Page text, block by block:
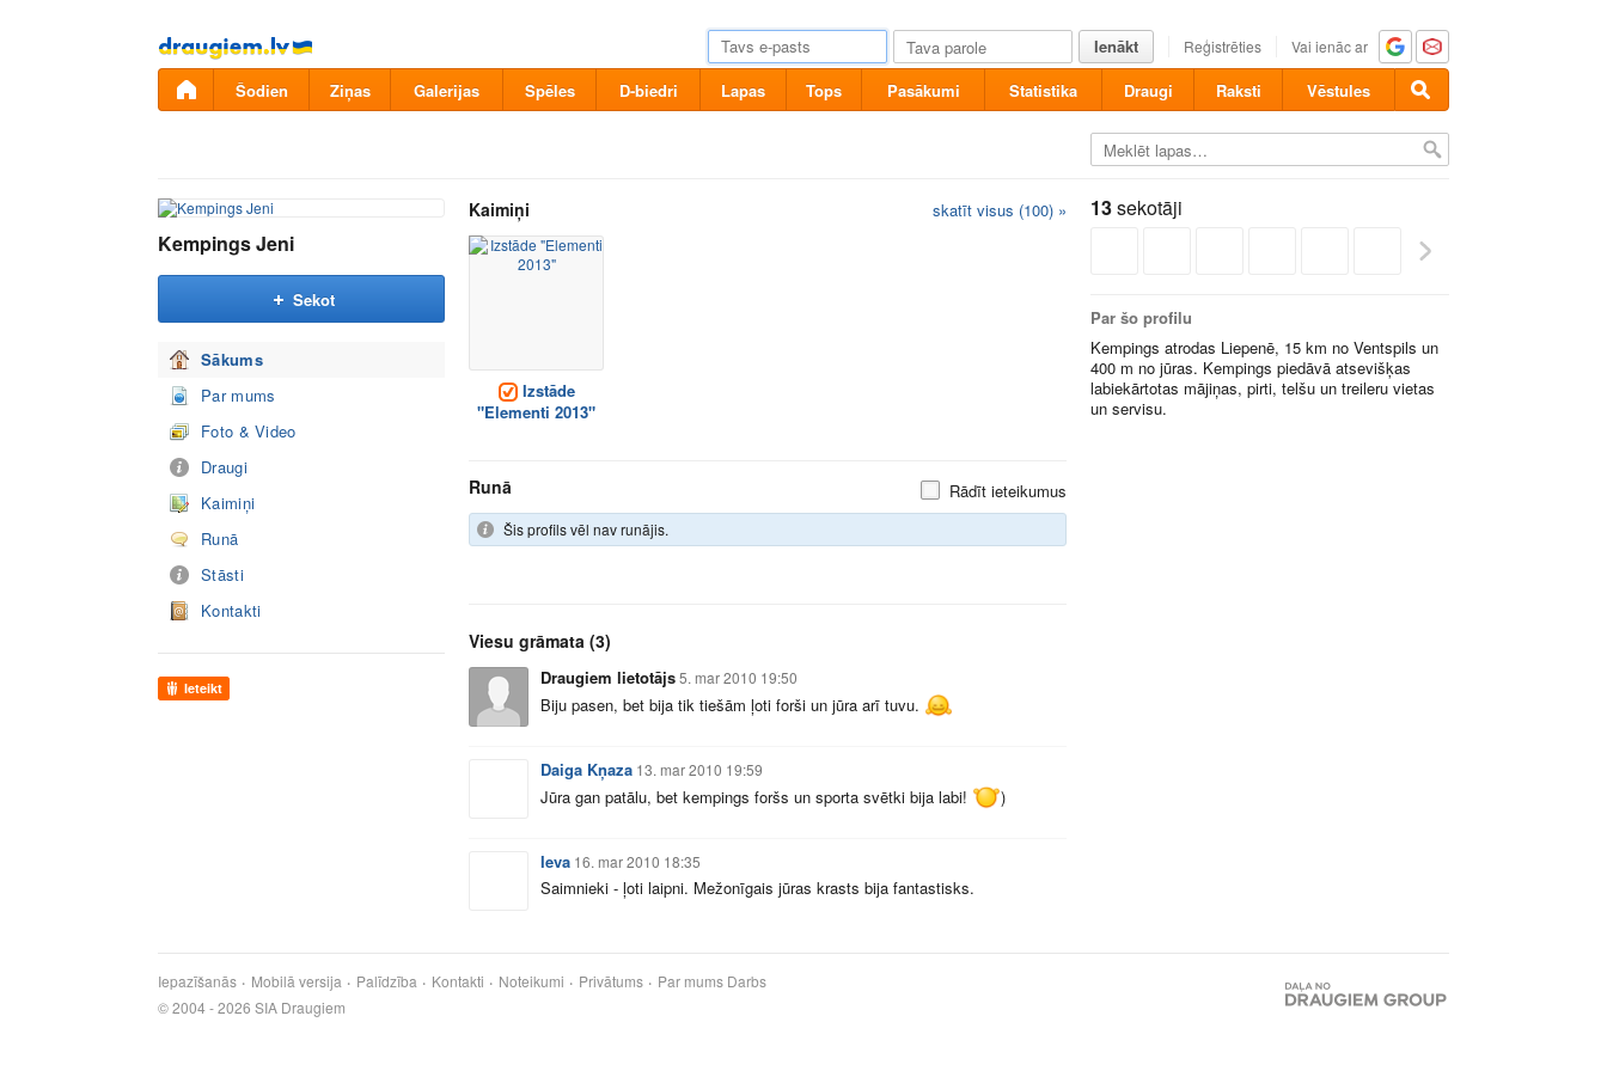
Pāriet
uz
saturu
Ienākt Reģistrēties Vai ienāc ar
Šodien Ziņas Galerijas Spēles D-biedri Lapas Tops Pasākumi Statistika Draugi Raksti Vēstules
Kempings Jeni
Sekot
Sākums
Par mums
Foto & Video
Draugi
Kaimiņi
Runā
Stāsti
Kontakti
Ieteikt
Kaimiņi skatīt visus (100) »
Izstāde
"Elementi 2013"
Runā Rādīt ieteikumus
Šis profils vēl nav runājis.
Viesu grāmata (3)
Draugiem lietotājs5. mar 2010 19:50
Biju pasen, bet bija tik tiešām ļoti forši un jūra arī tuvu.
Daiga Kņaza 13. mar 2010 19:59
Jūra gan patālu, bet kempings foršs un sporta svētki bija labi! )
Ieva 16. mar 2010 18:35
Saimnieki - ļoti laipni. Mežonīgais jūras krasts bija fantastisks.
13sekotāji
Par šo profilu
Kempings atrodas Liepenē, 15 km no Ventspils un
400 m no jūras. Kempings piedāvā atsevišķas
labiekārtotas mājiņas, pirti, telšu un treileru vietas
un servisu.
Iepazīšanās Mobilā versija Palīdzība Kontakti Noteikumi Privātums Par mums Darbs
© 2004 - 2026 SIA Draugiem